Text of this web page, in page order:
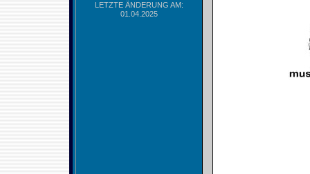
LETZTE ÄNDERUNG AM:
01.04.2025